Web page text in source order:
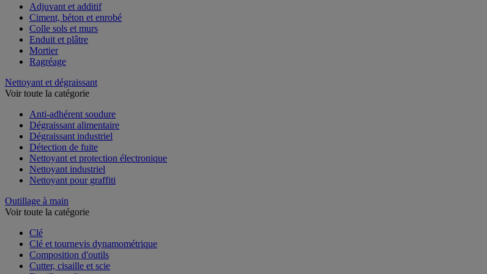
Adjuvant et additif
Ciment, béton et enrobé
Colle sols et murs
Enduit et plâtre
Mortier
Ragréage
Nettoyant et dégraissant
Voir toute la catégorie
Anti-adhérent soudure
Dégraissant alimentaire
Dégraissant industriel
Détection de fuite
Nettoyant et protection électronique
Nettoyant industriel
Nettoyant pour graffiti
Outillage à main
Voir toute la catégorie
Clé
Clé et tournevis dynamométrique
Composition d'outils
Cutter, cisaille et scie